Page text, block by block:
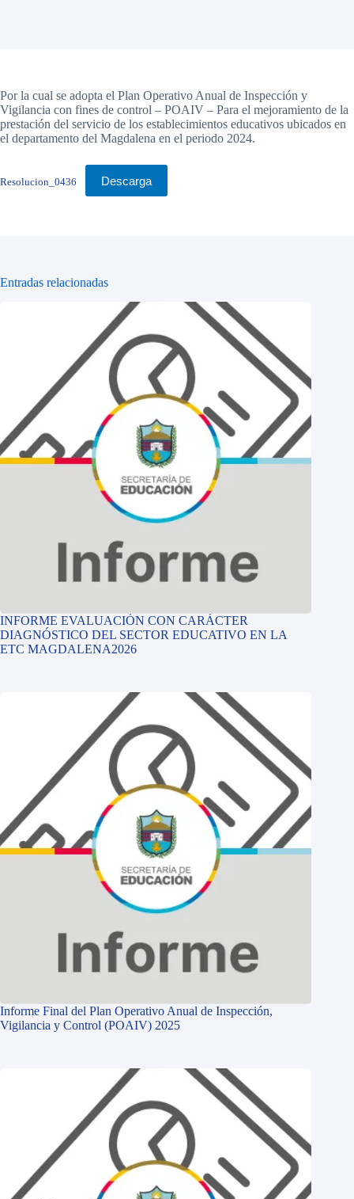
Por la cual se adopta el Plan Operativo Anual de Inspección y
Vigilancia con fines de control – POAIV – Para el mejoramiento de la
prestación del servicio de los establecimientos educativos ubicados en
el departamento del Magdalena en el periodo 2024.
Resolucion_0436 Descarga
Entradas relacionadas
INFORME EVALUACIÓN CON CARÁCTER
DIAGNÓSTICO DEL SECTOR EDUCATIVO EN LA
ETC MAGDALENA2026
Informe Final del Plan Operativo Anual de Inspección,
Vigilancia y Control (POAIV) 2025